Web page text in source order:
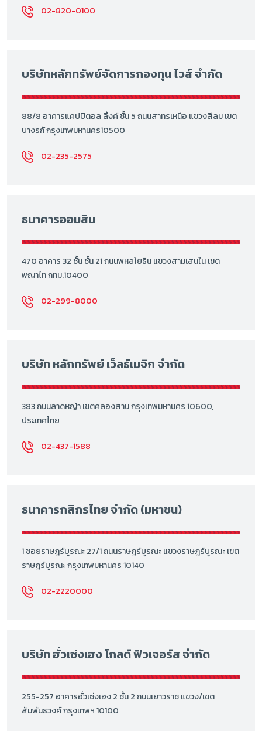
02-820-0100
บริษัทหลักทรัพย์จัดการกองทุน ไวส์ จำกัด
88/8 อาคารแคปปิตอล ลิ้งค์ ชั้น 5 ถนนสาทรเหนือ แขวงสีลม เขต
บางรกั กรุงเทพมหานคร10500
02-235-2575
ธนาคารออมสิน
470 อาคาร 32 ชั้น ชั้น 21 ถนนพหลโยธิน แขวงสามเสนใน เขต
พญาไท กทม.10400
02-299-8000
บริษัท หลักทรัพย์ เว็ลธ์เมจิก จำกัด
383 ถนนลาดหญ้า เขตคลองสาน กรุงเทพมหานคร 10600,
ประเทศไทย
02-437-1588
ธนาคารกสิกรไทย จำกัด (มหาชน)
1 ซอยราษฎร์บูรณะ 27/1 ถนนราษฎร์บูรณะ แขวงราษฎร์บูรณะ เขต
ราษฎร์บูรณะ กรุงเทพมหานคร 10140
02-2220000
บริษัท ฮั่วเซ่งเฮง โกลด์ ฟิวเจอร์ส จำกัด
255-257 อาคารฮั่วเซ่งเฮง 2 ชั้น 2 ถนนเยาวราช แขวง/เขต
สัมพันธวงศ์ กรุงเทพฯ 10100